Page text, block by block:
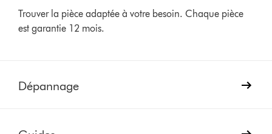
Trouver la pièce adaptée à votre besoin. Chaque pièce
est garantie 12 mois.
Dépannage